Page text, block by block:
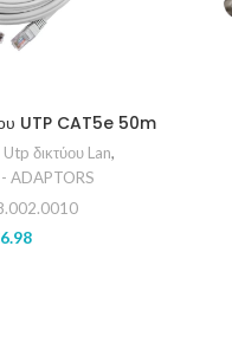
UTP CAT5e 50m
Utp δικτύου Lan,
ADAPTORS
6.98